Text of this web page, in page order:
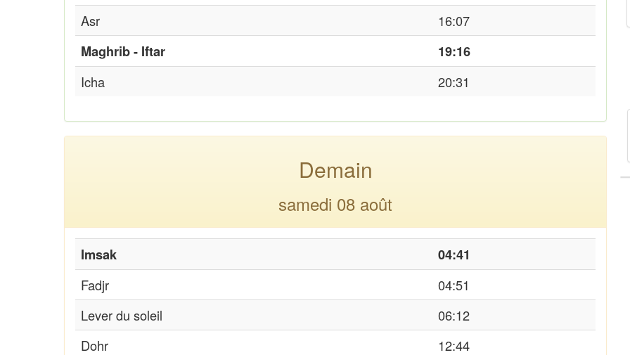
Asr
16:07
Maghrib - Iftar
19:16
Icha
20:31
Demain
samedi 08 août
Imsak
04:41
Fadjr
04:51
Lever du soleil
06:12
Dohr
12:44